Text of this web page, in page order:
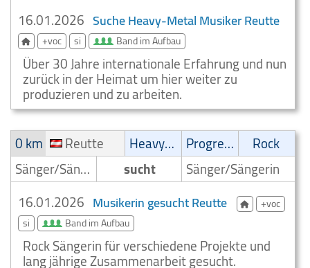
16.01.2026 Suche Heavy-Metal Musiker Reutte
+voc si Band im Aufbau
Über 30 Jahre internationale Erfahrung und nun
zurück in der Heimat um hier weiter zu
produzieren und zu arbeiten.
0 km
Reutte Heavy-Metal Progressive
Rock
Sänger/Sängerin
sucht
Sänger/Sängerin
16.01.2026 Musikerin gesucht Reutte
+voc
si
Band im Aufbau
Rock Sängerin für verschiedene Projekte und
lang jährige Zusammenarbeit gesucht.